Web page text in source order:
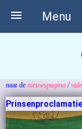
Menu

naar de nieuwspagina/